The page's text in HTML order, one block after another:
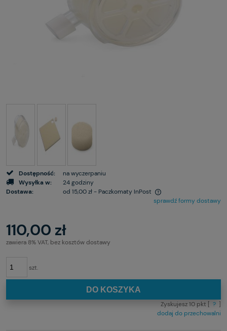
Dostępność:
na wyczerpaniu
Wysyłka w:
24 godziny
Dostawa:
od 15,00 zł- Paczkomaty InPost
sprawdź formy dostawy
110,00 zł
zawiera 8% VAT, bez kosztów dostawy
szt.
DO KOSZYKA
Zyskujesz10 pkt [ ? ]
dodaj do przechowalni